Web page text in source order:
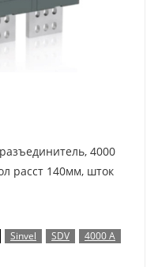
4000
расст 140мм, шток
Sinvel SDV
4000 А